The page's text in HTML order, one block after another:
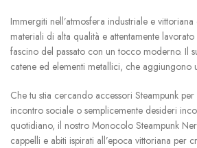
Immergiti nell’atmosfera industriale e
materiali di alta qualità e attentamente
fascino del passato con un tocco moderno. Il
catene ed elementi metallici, che aggiungono
Che tu stia cercando accessori Steampunk
incontro sociale o semplicemente desideri
quotidiano, il nostro Monocolo Steampunk
cappelli e abiti ispirati all’epoca vittoriana per